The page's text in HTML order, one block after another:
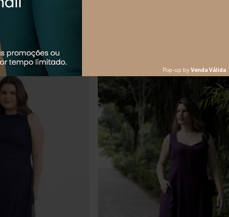
Os mais vendidos